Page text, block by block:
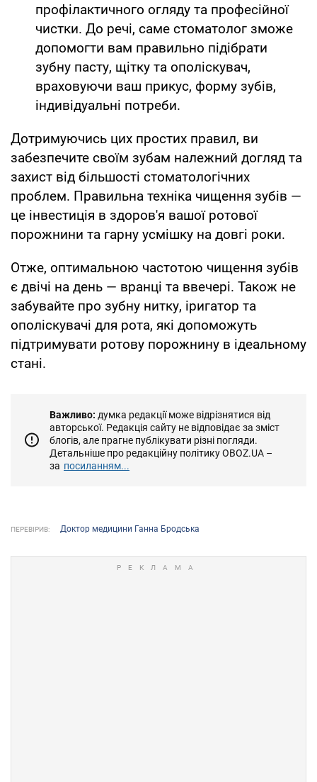
профілактичного огляду та професійної
чистки. До речі, саме стоматолог зможе
допомогти вам правильно підібрати
зубну пасту, щітку та ополіскувач,
враховуючи ваш прикус, форму зубів,
індивідуальні потреби.
Дотримуючись цих простих правил, ви
забезпечите своїм зубам належний догляд та
захист від більшості стоматологічних
проблем. Правильна техніка чищення зубів —
це інвестиція в здоров'я вашої ротової
порожнини та гарну усмішку на довгі роки.
Отже, оптимальною частотою чищення зубів
є двічі на день — вранці та ввечері. Також не
забувайте про зубну нитку, іригатор та
ополіскувачі для рота, які допоможуть
підтримувати ротову порожнину в ідеальному
стані.
Важливо: думка редакції може відрізнятися від
авторської. Редакція сайту не відповідає за зміст
блогів, але прагне публікувати різні погляди.
Детальніше про редакційну політику OBOZ.UA –
за посиланням...
ПЕРЕВІРИВ: Доктор медицини Ганна Бродська